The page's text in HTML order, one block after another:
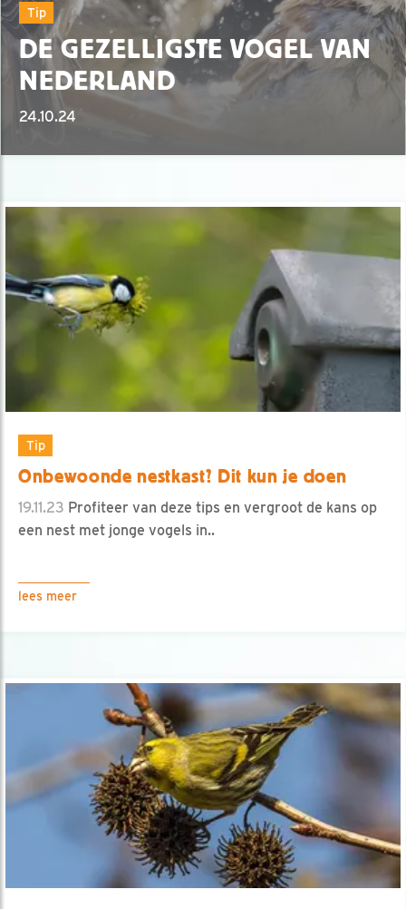
Tip
DE GEZELLIGSTE VOGEL VAN
NEDERLAND
24.10.24
Tip
Onbewoonde nestkast? Dit kun je doen
19.11.23 Profiteer van deze tips en vergroot de kans op
een nest met jonge vogels in..
lees meer